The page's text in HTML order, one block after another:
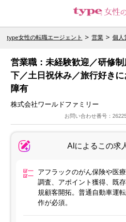
type女性の転職エージェント 営業 個人
営業職：未経験歓迎／研修
下／土日祝休み／旅行好き
障有
株式会社ワールドファミリー
お問い合わせ番号：
AIによるこの求
アフラックのがん保険や医
調査、アポイント獲得、既
規顧客開拓。普通自動車運
作が必須。